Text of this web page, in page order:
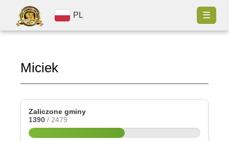
PL ☰
Miciek
Zaliczone gminy
1390 / 2479